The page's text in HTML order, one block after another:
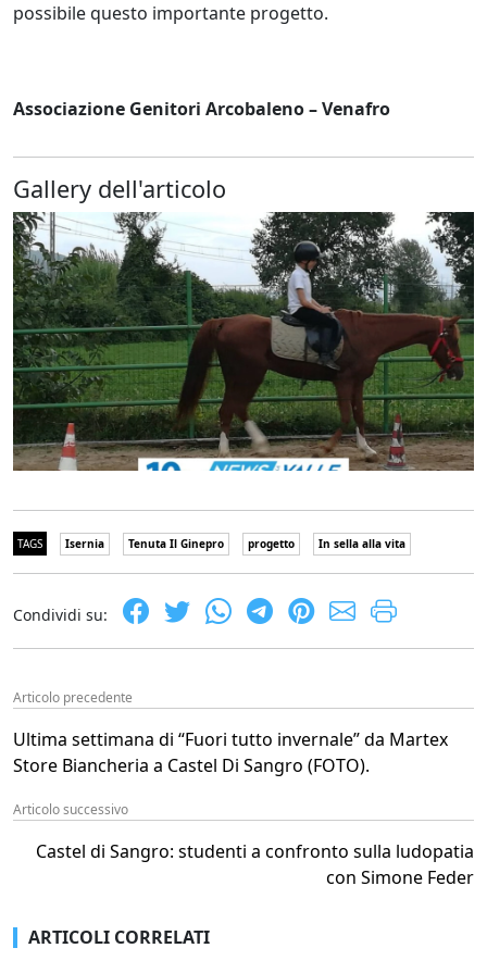
possibile questo importante progetto.
Associazione Genitori Arcobaleno – Venafro
Gallery dell'articolo
TAGS Isernia Tenuta Il Ginepro progetto In sella alla vita
Condividi su:
Articolo precedente
Ultima settimana di “Fuori tutto invernale” da Martex
Store Biancheria a Castel Di Sangro (FOTO).
Articolo successivo
Castel di Sangro: studenti a confronto sulla ludopatia
con Simone Feder
ARTICOLI CORRELATI